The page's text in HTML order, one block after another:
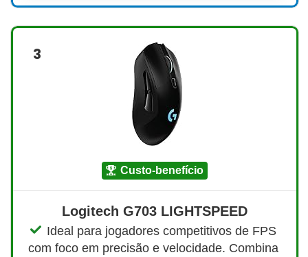
3
custo-benefício
Logitech G703 LIGHTSPEED
Ideal para jogadores competitivos de FPS
com foco em precisão e velocidade. Combina